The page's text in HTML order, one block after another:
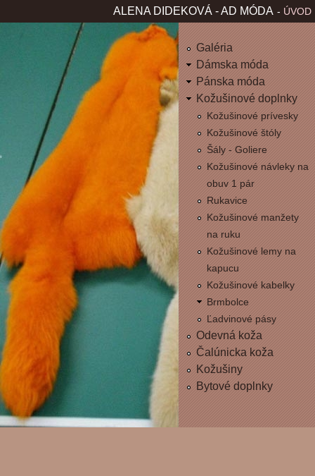
H
V
N
É
N
U
ÚVOD
ALENA DIDEKOVÁ - AD MÓDA
Galéria
Dámska móda
Pánska móda
Kožušinové doplnky
Kožušinové prívesky
Kožušinové štóly
Šály - Goliere
Kožušinové návleky na
obuv 1 pár
Rukavice
Kožušinové manžety
na ruku
Kožušinové lemy na
kapucu
Kožušinové kabelky
Brmbolce
Ľadvinové pásy
Odevná koža
Čalúnicka koža
Kožušiny
Bytové doplnky